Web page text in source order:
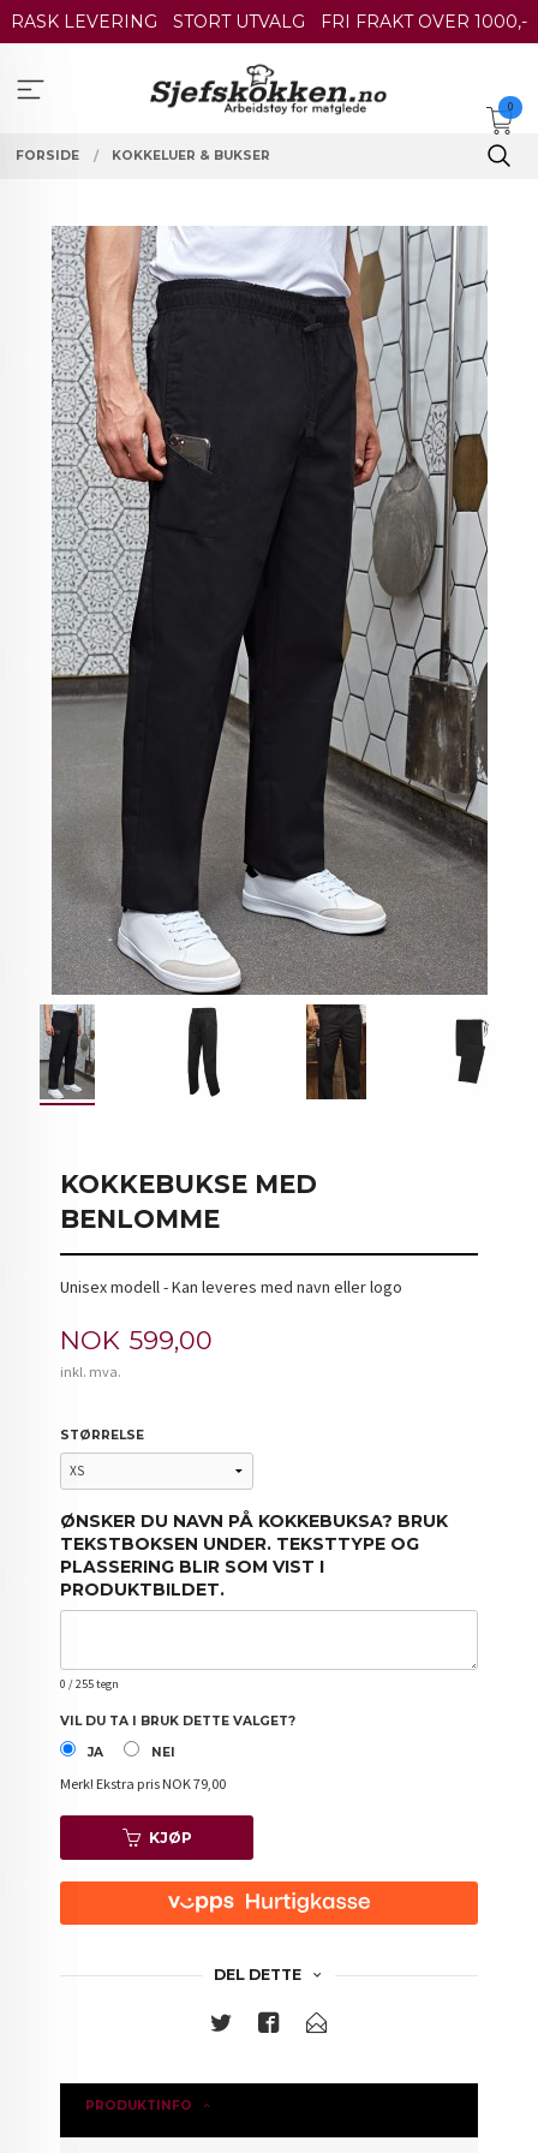
GåRASK LEVERING STORT UTVALG FRI FRAKT OVER 1000,-
0
FORSIDE KOKKELUER & BUKSER
KOKKEBUKSE MED
BENLOMME
Unisex modell - Kan leveres med navn eller logo
Pris
NOK 599,00
inkl. mva.
STØRRELSE
ØNSKER DU NAVN PÅ KOKKEBUKSA? BRUK
TEKSTBOKSEN UNDER. TEKSTTYPE OG
PLASSERING BLIR SOM VIST I
PRODUKTBILDET.
0 / 255 tegn
VIL DU TA I BRUK DETTE VALGET?
JA
NEI
Merk! Ekstra pris NOK 79,00
KJØP
DEL DETTE
PRODUKTINFO